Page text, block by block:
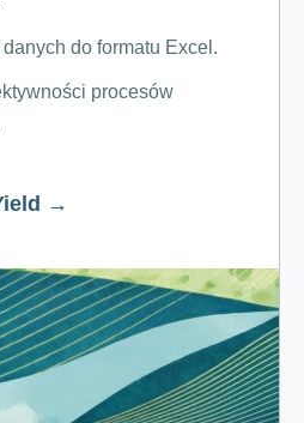
do formatu Excel.
procesów
→